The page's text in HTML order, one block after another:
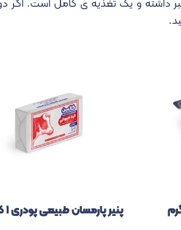
فیبر داشته و یک تغذیه ی کامل است. اگر
پنیر پارمسان طبیعی پودری ۱ کیلوگرم